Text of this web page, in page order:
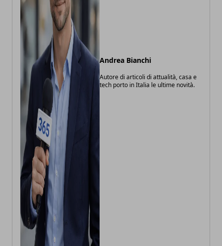
Andrea Bianchi
Autore di articoli di attualità, casa e
tech porto in Italia le ultime novità.